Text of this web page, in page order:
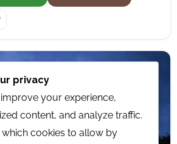
privacy
your experience,
content, and analyze traffic.
cookies to allow by